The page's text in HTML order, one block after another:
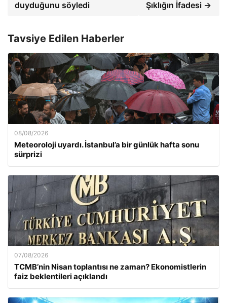
duyduğunu söyledi
Şıklığın İfadesi →
Tavsiye Edilen Haberler
08/08/2026
Meteoroloji uyardı. İstanbul’a bir günlük hafta sonu
sürprizi
07/08/2026
TCMB’nin Nisan toplantısı ne zaman? Ekonomistlerin
faiz beklentileri açıklandı